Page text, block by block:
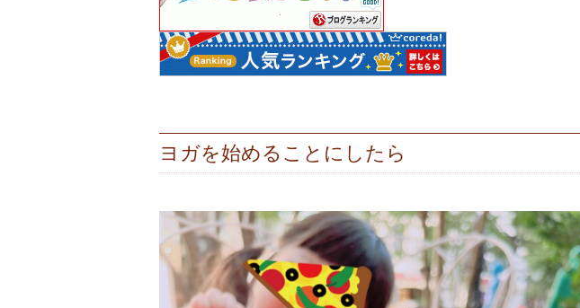
ヨガを始めることにしたら